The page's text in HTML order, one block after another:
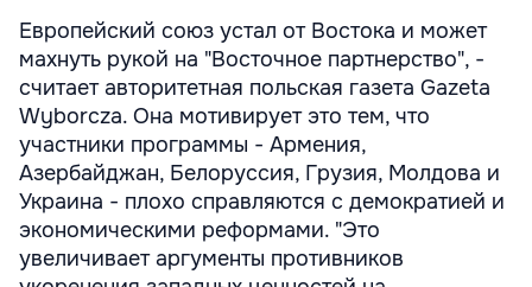
Европейский союз устал от Востока и может
махнуть рукой на "Восточное партнерство", -
считает авторитетная польская газета Gazeta
Wyborcza. Она мотивирует это тем, что
участники программы - Армения,
Азербайджан, Белоруссия, Грузия, Молдова и
Украина - плохо справляются с демократией и
экономическими реформами. "Это
увеличивает аргументы противников